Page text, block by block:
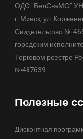
ОДО "БелСваМО"
г. Минск, ул.
Свидетельство №
городским
Торговом реестре
№487639
Полезные
Дисконтная